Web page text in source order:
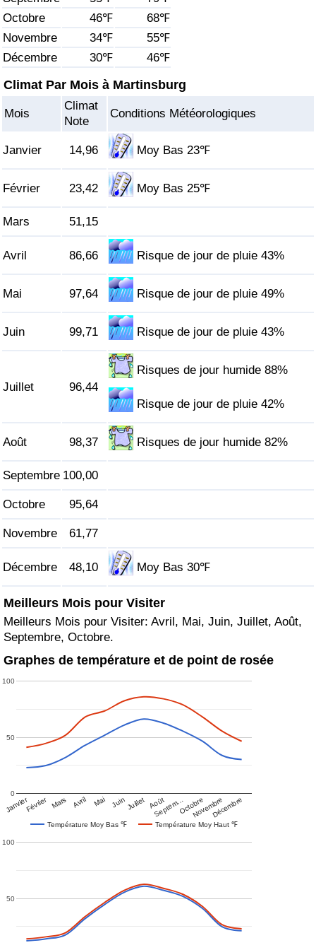
Octobre
46℉
68℉
Novembre
34℉
55℉
Décembre
30℉ 46℉
Climat Par Mois à Martinsburg
Mois
Climat
Note
Conditions Météorologiques
Janvier 14,96 Moy Bas 23℉
Février 23,42 Moy Bas 25℉
Mars 51,15
Avril 86,66 Risque de jour de pluie 43%
Mai 97,64 Risque de jour de pluie 49%
Juin 99,71 Risque de jour de pluie 43%
Juillet 96,44
Risques de jour humide 88%
Risque de jour de pluie 42%
Août 98,37 Risques de jour humide 82%
Septembre 100,00
Octobre 95,64
Novembre 61,77
Décembre 48,10 Moy Bas 30℉
Meilleurs Mois pour Visiter
Meilleurs Mois pour Visiter: Avril, Mai, Juin, Juillet, Août,
Septembre, Octobre.
Graphes de température et de point de rosée
Température Moy Bas ℉ Température Moy Haut ℉
JanvierFévrier Mars Avril Mai Juin Juillet Août
Septem…OctobreNovembreDécembre
0
50
100
50
100
Soins de santé
Indice des soins de santé (Actuel)
Indice des soins de santé par Pays
Indice de pollution
Indice de Pollution par Pays
Indice de Trafic (Actuel)